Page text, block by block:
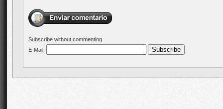
Subscribe without commenting
E-Mail: